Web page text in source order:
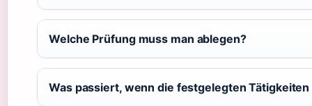
Welche Prüfung muss man ablegen?
Was passiert, wenn die festgelegten